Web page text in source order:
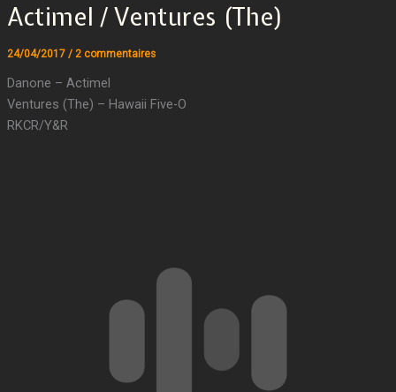
Actimel / Ventures (The)
24/04/2017 / 2 commentaires
Danone – Actimel
Ventures (The) – Hawaii Five-O
RKCR/Y&R